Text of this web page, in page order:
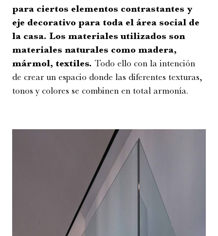
para ciertos elementos contrastantes y
eje decorativo para toda el área social de
la casa. Los materiales utilizados son
materiales naturales como madera,
mármol, textiles. Todo ello con la intención
de crear un espacio donde las diferentes texturas,
tonos y colores se combinen en total armonía.